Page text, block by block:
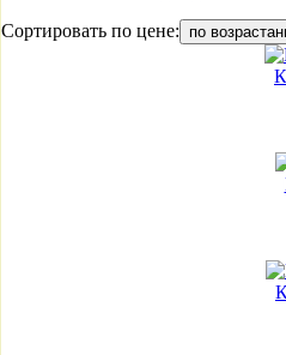
Сортировать по цене: по